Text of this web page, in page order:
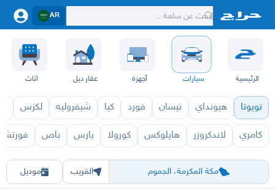
AR
الرئيسية سيارات أجهزة عقار ديل اثاث
تويوتا هيونداي نيسان فورد كيا شيفروليه لكزس
كامري لاندكروزر هايلوكس كورولا يارس باص
مكة المكرمة، الجموم
الرياض الشرقيهجده مكه حفر الباطن تبوك القصيمحائل أبها الباحة
القريب موديل
تويوتا 2027 تويوتا 2026